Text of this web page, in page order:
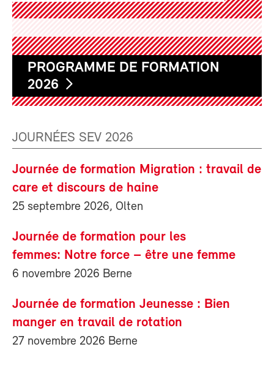
PROGRAMME DE FORMATION
2026
JOURNÉES SEV 2026
Journée de formation Migration : travail de
care et discours de haine
25 septembre 2026, Olten
Journée de formation pour les
femmes: Notre force – être une femme
6 novembre 2026 Berne
Journée de formation Jeunesse : Bien
manger en travail de rotation
27 novembre 2026 Berne